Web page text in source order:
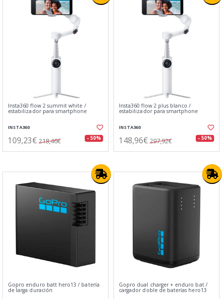
Insta360 flow 2 summit white /
estabilizador para smartphone
INSTA360
109,23€ 218,46€ - 50%
Insta360 flow 2 plus blanco /
estabilizador para smartphone
INSTA360
148,96€ 297,92€ - 50%
Gopro enduro batt hero13 / batería
de larga duración
Gopro dual charger + enduro bat /
cargador doble de baterías hero13